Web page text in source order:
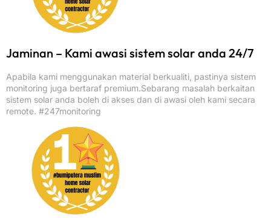
Jaminan – Kami awasi sistem solar anda 24/7
Apabila kami menggunakan material berkualiti, pastinya sistem
monitoring juga bertaraf premium.Sebarang masalah berkaitan
sistem solar anda boleh di akses dan di awasi oleh kami secara
remote. #247monitoring